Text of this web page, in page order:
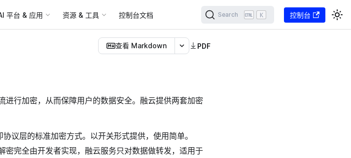
平台 & 应用 资源 & 工具 控制台文档 Search K 控制台
查看 Markdown PDF
进行加密，从而保障用户的数据安全。融云提供两套加密
议层的标准加密方式。以开关形式提供，使用简单。
密完全由开发者实现，融云服务只对数据做转发，适用于